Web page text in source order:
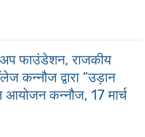
फाउंडेशन, राजकीय
कन्नौज द्वारा “उड़ान
कन्नौज, 17 मार्च